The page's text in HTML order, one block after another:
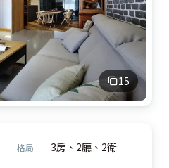
15
格局 3房、2廳、2衛